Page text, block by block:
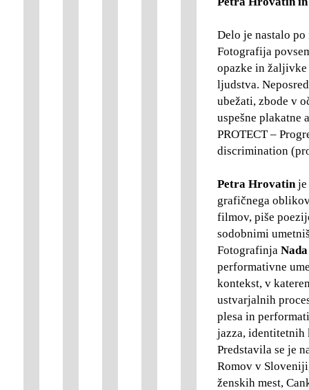
Delo je nastalo
Fotografija
opazke in žaljivke
ljudstva.
ubežati, zbode v
uspešne
PROTECT –
discrimination
Petra Hrovatin je
grafičnega
filmov, piše
sodobnimi
Fotografinja
performativne
kontekst, v
ustvarjalnih
plesa in
jazza, identitetnih
Predstavila se je
Romov v
ženskih mest,